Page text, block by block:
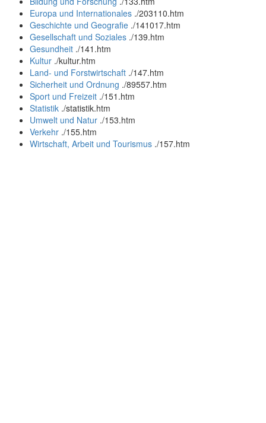
Europa und Internationales ./203110.htm
Geschichte und Geografie ./141017.htm
Gesellschaft und Soziales ./139.htm
Gesundheit ./141.htm
Kultur ./kultur.htm
Land- und Forstwirtschaft ./147.htm
Sicherheit und Ordnung ./89557.htm
Sport und Freizeit ./151.htm
Statistik ./statistik.htm
Umwelt und Natur ./153.htm
Verkehr ./155.htm
Wirtschaft, Arbeit und Tourismus ./157.htm